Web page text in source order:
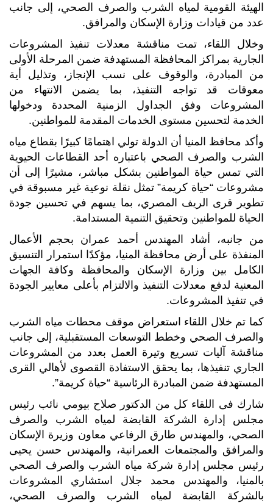
الهيئة القومية لمياه الشرب والصرف الصحي، إلى جانب
عدد من قيادات وزارة الإسكان والمرافق.
وخلال اللقاء، تمت مناقشة معدلات تنفيذ المشروعات
الجارية بمراكز المحافظة المستهدفة ضمن المرحلة الأولى
من المبادرة، والوقوف على نسب الإنجاز، وتذليل أية
معوقات قد تواجه التنفيذ، بما يضمن الانتهاء من
المشروعات وفق الجداول الزمنية المحددة ودخولها
الخدمة لتحسين مستوى الخدمات المقدمة للمواطنين.
وأكد محافظ المنيا أن الدولة تولي اهتمامًا كبيرًا بقطاع مياه
الشرب والصرف الصحي باعتباره أحد القطاعات الحيوية
التي تمس حياة المواطنين بشكل مباشر، مشيرًا إلى أن
مشروعات “حياة كريمة” تمثل نقلة نوعية غير مسبوقة في
تطوير قرى الريف المصري، بما يسهم في تحسين جودة
الحياة للمواطنين وتحقيق التنمية المستدامة.
من جانبه، أشاد المهندس أحمد عمران بحجم الأعمال
المنفذة على أرض محافظة المنيا، مؤكدًا استمرار التنسيق
الكامل بين وزارة الإسكان والمحافظة وكافة الجهات
المعنية لدفع معدلات التنفيذ والالتزام بأعلى معايير الجودة
في تنفيذ المشروعات.
كما تم خلال اللقاء استعراض موقف محطات مياه الشرب
والصرف الصحي وخطط التوسعات المستقبلية، إلى جانب
مناقشة آليات تسريع وتيرة العمل بعدد من المشروعات
الجاري تنفيذها، بما يحقق الاستفادة القصوى لأهالي القرى
المستهدفة ضمن المبادرة الرئاسية “حياة كريمة”.
شارك فى اللقاء كل من الدكتور صلاح بيومي نائب رئيس
مجلس إدارة الشركة القابضة لمياه الشرب والصرف
الصحي، والمهندس طارق الرفاعي معاون وزيرة الإسكان
والمرافق والمجتمعات العمرانية، والمهندس حسن يحيى
رئيس مجلس إدارة شركة مياه الشرب والصرف الصحي
بالمنيا، والمهندس محمد جلال استشاري المشروعات
بالشركة القابضة لمياه الشرب والصرف الصحي،